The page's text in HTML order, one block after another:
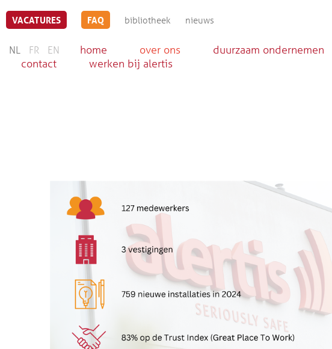
VACATURES FAQ bibliotheek nieuws
NL FR EN home over ons duurzaam ondernemen
contact
werken bij alertis